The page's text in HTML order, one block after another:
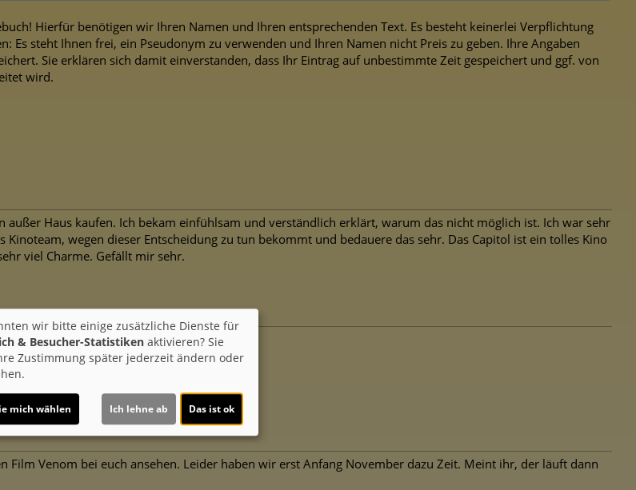
Hierfür benötigen wir Ihren Namen und Ihren entsprechenden Text. Es besteht keinerlei Verpflichtung
Es steht Ihnen frei, ein Pseudonym zu verwenden und Ihren Namen nicht Preis zu geben. Ihre Angaben
Sie erklären sich damit einverstanden, dass Ihr Eintrag auf unbestimmte Zeit gespeichert und ggf. von
wird.
außer Haus kaufen. Ich bekam einfühlsam und verständlich erklärt, warum das nicht möglich ist. Ich war sehr
wegen dieser Entscheidung zu tun bekommt und bedauere das sehr. Das Capitol ist ein tolles Kino
viel Charme. Gefällt mir sehr.
laufen? Herzliche Grüße
Grüße das Capitol-Team
Film Venom bei euch ansehen. Leider haben wir erst Anfang November dazu Zeit. Meint ihr, der läuft dann
wir bitte einige zusätzliche Dienste für
& Besucher-Statistiken aktivieren? Sie
Zustimmung später jederzeit ändern oder
mich wählen Ich lehne ab Das ist ok